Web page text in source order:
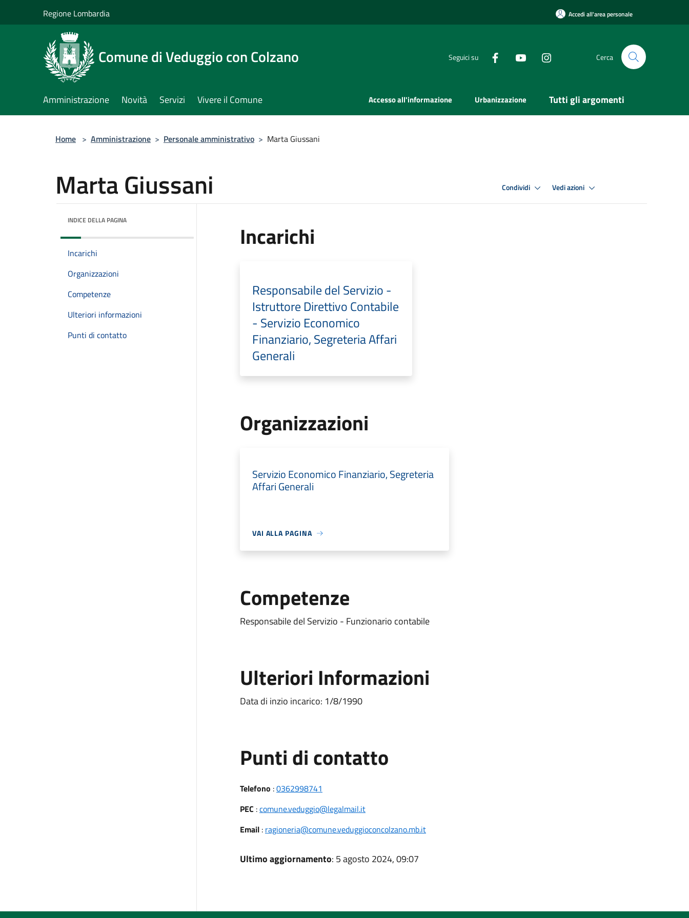
Regione Lombardia Accedi all'area personale
Comune di Veduggio con Colzano Seguici su Cerca
Amministrazione Novità Servizi Vivere il Comune Accesso all'informazione Urbanizzazione Tutti gli argomenti
Home > Amministrazione > Personale amministrativo > Marta Giussani
Marta Giussani Condividi Vedi azioni
INDICE DELLA PAGINA
Incarichi
Organizzazioni
Competenze
Ulteriori informazioni
Punti di contatto
Incarichi
Responsabile del Servizio -
Istruttore Direttivo Contabile
- Servizio Economico
Finanziario, Segreteria Affari
Generali
Organizzazioni
Servizio Economico Finanziario, Segreteria
Affari Generali
VAI ALLA PAGINA
Competenze
Responsabile del Servizio - Funzionario contabile
Ulteriori Informazioni
Data di inzio incarico: 1/8/1990
Punti di contatto
Telefono :0362998741
PEC :comune.veduggio@legalmail.it
Email: ragioneria@comune.veduggioconcolzano.mb.it
Ultimo aggiornamento: 5 agosto 2024, 09:07